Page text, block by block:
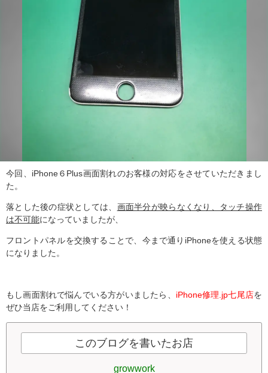
今回、iPhone６Plus画面割れのお客様の対応をさせていただきまし
た。
落とした後の症状としては、 画面半分が映らなくなり、タッチ操作
は不可能になっていましたが、
フロントパネルを交換することで、今まで通りiPhoneを使える状態
になりました。
もし画面割れで悩んでいる方がいましたら、 iPhone修理.jp七尾店を
ぜひ当店をご利用してください！
このブログを書いたお店
growwork